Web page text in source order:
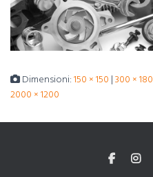
Dimensioni:150 × 150 |300 × 180
2000 × 1200